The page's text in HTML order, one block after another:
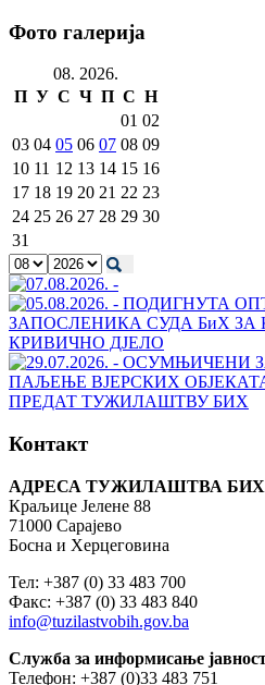
Фото галерија
08. 2026.
П У С Ч П С Н
01 02
03 04 05 06 07 08 09
10 11 12 13 14 15 16
17 18 19 20 21 22 23
24 25 26 27 28 29 30
31
Контакт
АДРЕСА ТУЖИЛАШТВА БИХ
Краљице Јелене 88
71000 Сарајево
Босна и Херцеговина
Тел: +387 (0) 33 483 700
Факс: +387 (0) 33 483 840
info@tuzilastvobih.gov.ba
Служба за информисање
Телефон: +387 (0)33 483 751